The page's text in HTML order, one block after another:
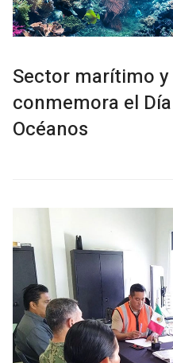
Sector marítimo
conmemora el
Océanos